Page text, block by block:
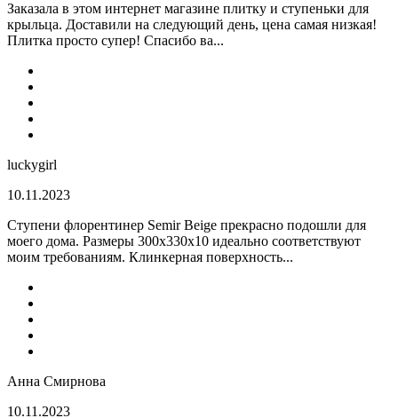
Заказала в этом интернет магазине плитку и ступеньки для
крыльца. Доставили на следующий день, цена самая низкая!
Плитка просто супер! Спасибо ва...
luckygirl
10.11.2023
Ступени флорентинер Semir Beige прекрасно подошли для
моего дома. Размеры 300х330х10 идеально соответствуют
моим требованиям. Клинкерная поверхность...
Анна Смирнова
10.11.2023